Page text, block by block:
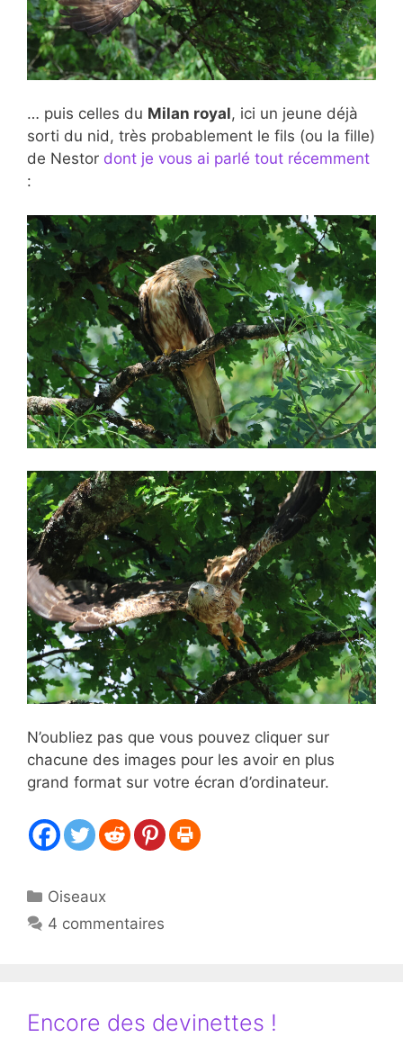
… puis celles du Milan royal, ici un jeune déjà
sorti du nid, très probablement le fils (ou la fille)
de Nestor dont je vous ai parlé tout récemment
:
N’oubliez pas que vous pouvez cliquer sur
chacune des images pour les avoir en plus
grand format sur votre écran d’ordinateur.
Catégories
Oiseaux
4 commentaires
Encore des devinettes !